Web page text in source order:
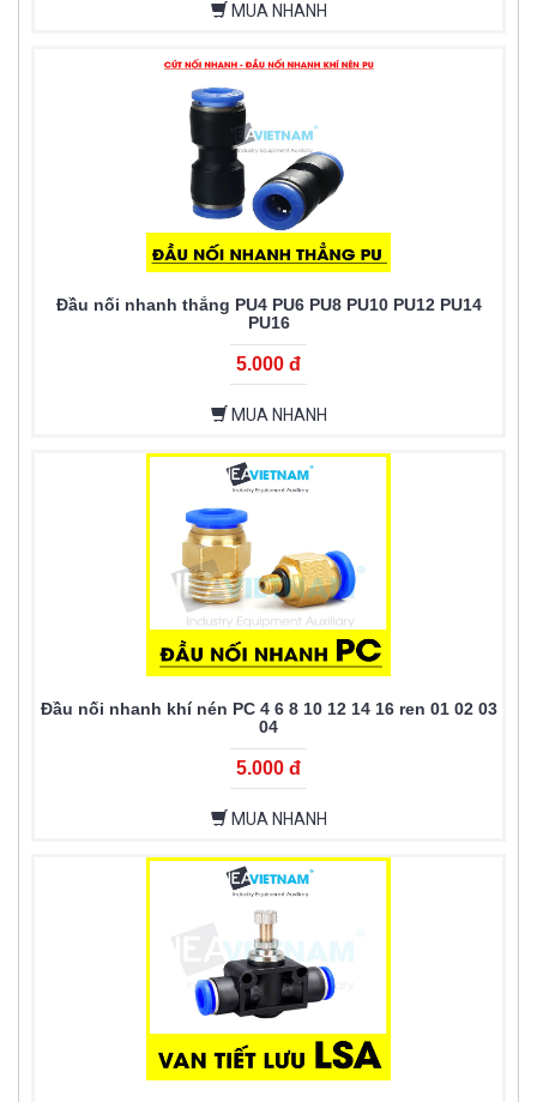
MUA NHANH
Đầu nối nhanh thẳng PU4 PU6 PU8 PU10 PU12 PU14
PU16
5.000 đ
MUA NHANH
Đầu nối nhanh khí nén PC 4 6 8 10 12 14 16 ren 01 02 03
04
5.000 đ
MUA NHANH